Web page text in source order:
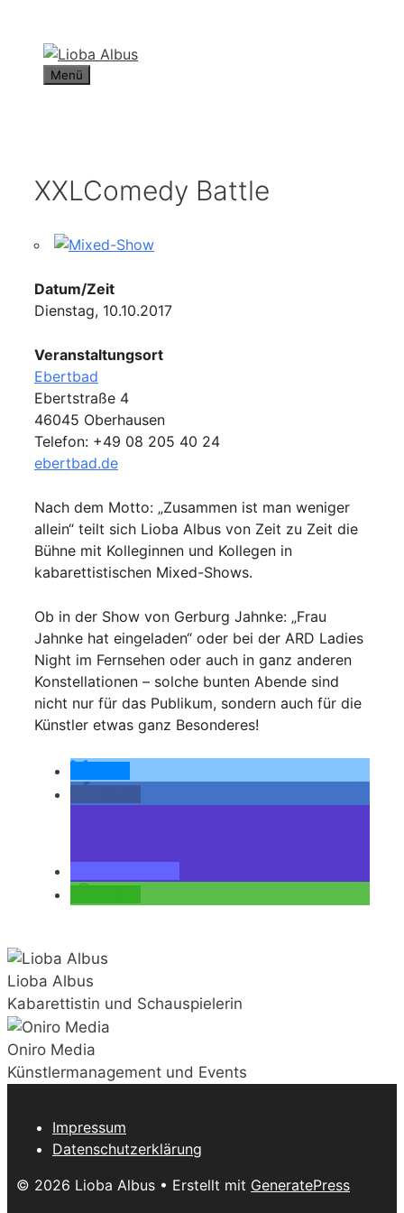
springen
Menü
XXLComedy Battle
Datum/Zeit
Dienstag, 10.10.2017
Veranstaltungsort
Ebertbad
Ebertstraße 4
46045 Oberhausen
Telefon: +49 08 205 40 24
ebertbad.de
Nach dem Motto: „Zusammen ist man weniger
allein“ teilt sich Lioba Albus von Zeit zu Zeit die
Bühne mit Kolleginnen und Kollegen in
kabarettistischen Mixed-Shows.
Ob in der Show von Gerburg Jahnke: „Frau
Jahnke hat eingeladen“ oder bei der ARD Ladies
Night im Fernsehen oder auch in ganz anderen
Konstellationen – solche bunten Abende sind
nicht nur für das Publikum, sondern auch für die
Künstler etwas ganz Besonderes!
Lioba Albus
Kabarettistin und Schauspielerin
Oniro Media
Künstlermanagement und Events
Impressum
Datenschutzerklärung
© 2026 Lioba Albus • Erstellt mit GeneratePress